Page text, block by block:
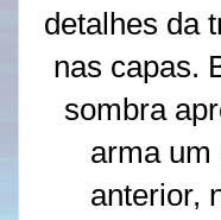
detalhes da
nas capas.
sombra
arma um
anterior,